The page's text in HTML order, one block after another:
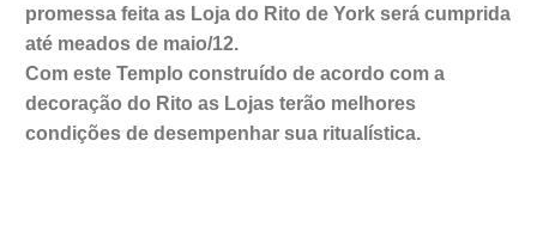
promessa feita as Loja do Rito de York será cumprida
até meados de maio/12.
Com este Templo construído de acordo com a
decoração do Rito as Lojas terão melhores
condições de desempenhar sua ritualística.